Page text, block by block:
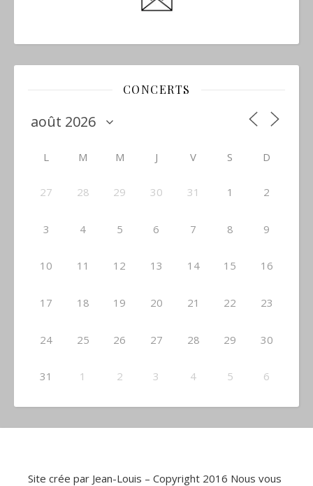
CONCERTS
L M M J V S D
27 28 29 30 31 1 2
3 4 5 6 7 8 9
10 11 12 13 14 15 16
17 18 19 20 21 22 23
24 25 26 27 28 29 30
31 1 2 3 4 5 6
Site crée par Jean-Louis – Copyright 2016 Nous vous